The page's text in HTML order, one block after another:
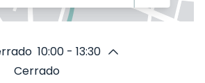
10:00 - 13:30
Cerrado